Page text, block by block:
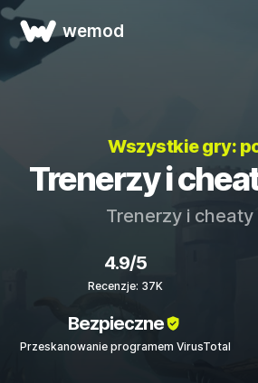
wemod
Wszystkie gry:
Trenerzy i
Trenerzy i cheaty
4.9/5
Recenzje: 37K
Bezpieczne
Przeskanowanie programem VirusTotal